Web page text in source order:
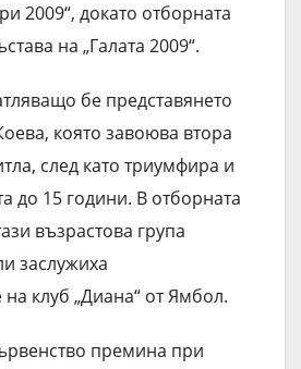
2009“, докато отборната
на „Галата 2009“.
бе представянето
която завоюва втора
след като триумфира и
до 15 години. В отборната
възрастова група
заслужиха
на клуб „Диана“ от Ямбол.
премина при